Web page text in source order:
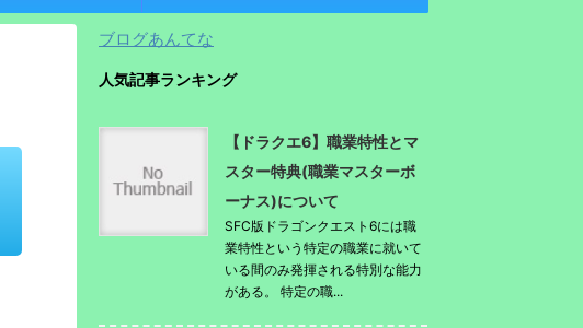
ブログあんてな
人気記事ランキング
【ドラクエ6】職業特性とマ
スター特典(職業マスターボ
ーナス)について
SFC版ドラゴンクエスト6には職
業特性という特定の職業に就いて
いる間のみ発揮される特別な能力
がある。 特定の職...